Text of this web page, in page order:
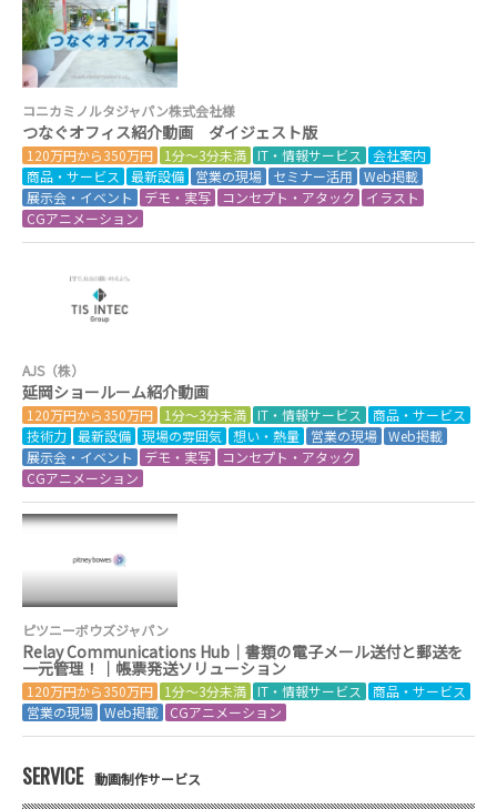
コニカミノルタジャパン株式会社様
つなぐオフィス紹介動画 ダイジェスト版
120万円から350万円 1分～3分未満 IT・情報サービス
会社案内
商品・サービス
最新設備 営業の現場 セミナー活用
Web掲載
展示会・イベント
デモ・実写 コンセプト・アタック
イラスト
CGアニメーション
AJS（株）
延岡ショールーム紹介動画
120万円から350万円 1分～3分未満 IT・情報サービス
商品・サービス
技術力 最新設備 現場の雰囲気 想い・熱量 営業の現場 Web掲載
展示会・イベント
デモ・実写
コンセプト・アタック
CGアニメーション
ピツニーボウズジャパン
Relay Communications Hub｜書類の電子メール送付と郵送を
一元管理！｜帳票発送ソリューション
120万円から350万円 1分～3分未満 IT・情報サービス
商品・サービス
営業の現場 Web掲載 CGアニメーション
SERVICE 動画制作サービス